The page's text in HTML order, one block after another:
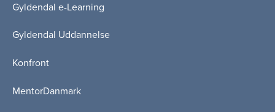
Gyldendal e-Learning
Gyldendal Uddannelse
Konfront
MentorDanmark